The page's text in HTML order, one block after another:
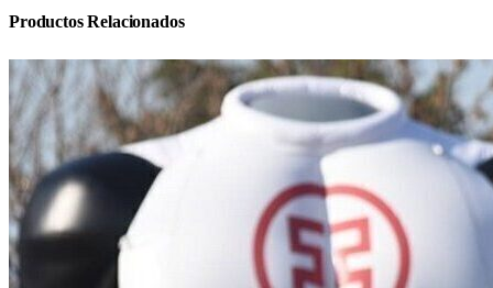
Productos Relacionados